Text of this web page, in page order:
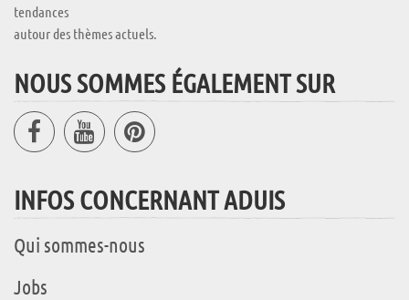
tendances
autour des thèmes actuels.
NOUS SOMMES ÉGALEMENT SUR
INFOS CONCERNANT ADUIS
Qui sommes-nous
Jobs